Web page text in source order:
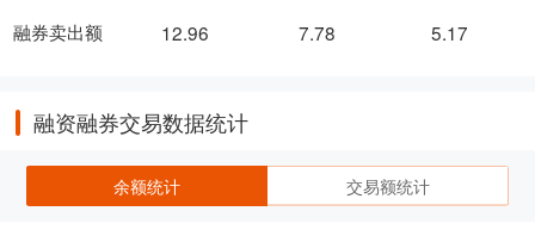
融券卖出额
12.96
7.78 5.17
融资融券交易数据统计
余额统计 交易额统计